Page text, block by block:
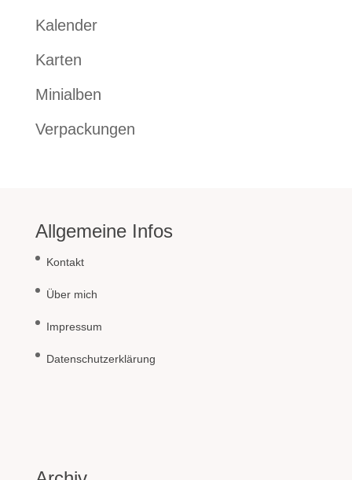
Kalender
Karten
Minialben
Verpackungen
Allgemeine Infos
Kontakt
Über mich
Impressum
Datenschutzerklärung